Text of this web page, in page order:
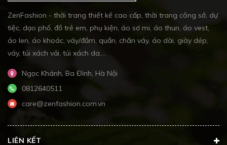
ZenFashion - thời trang thiết kế cao cấp, thời trang công sở, dự
tiệc, dạo phố, đồ trẻ em, phụ kiện, áo sơ mi, áo thun, áo vest,
áo len, áo khoác, váy/đầm, quần, chân váy, áo dài, giày dép,
váy, túi xách vải, túi xách da....
Ngọc Khánh, Ba Đình, Hà Nội
0812640511
care@zenfashion.com.vn
LIÊN KẾT